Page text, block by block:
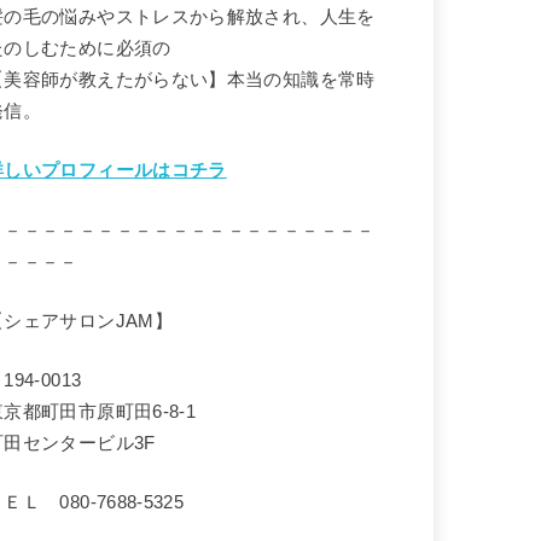
の毛の悩みやストレスから解放され、人生を
のしむために必須の
美容師が教えたがらない】本当の知識を常時
。
しいプロフィールはコチラ
－－－－－－－－－－－－－－－－－－－－
－－－
シェアサロンJAM】
194-0013
京都町田市原町田6-8-1
田センタービル3F
ＥＬ 080-7688-5325